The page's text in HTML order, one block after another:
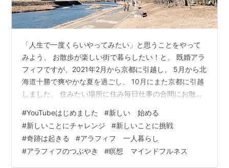
「人生で一度くらいやってみたい」と思うことをやって
みよう、 お散歩が楽しい街で暮らしたい！と、 既婚アラ
フィフですが、2021年2月から京都に引越し、 5月から北
海道十勝で爽やかな夏を過ごし、 10月にまた京都に引越
しました。 住みたい場所に住み毎日仕事の合間にお散歩
の方はこちらをご覧ください(^ ^) 「プロフィールとブロ
グの紹介 - 人生で一度くらい」 ＊ 昨日落葉樹のお話を書
きましたが、 ふと、 奇跡ってそういうものなのだろうな
と思いました。 落葉樹というものがあると知らない人
#YouTubeはじめました #新しい 始める
#新しいことにチャレンジ #新しいことに挑戦
#奇跡は起きる #アラフィフ 一人暮らし
#アラフィフのつぶやき #瞑想 マインドフルネス